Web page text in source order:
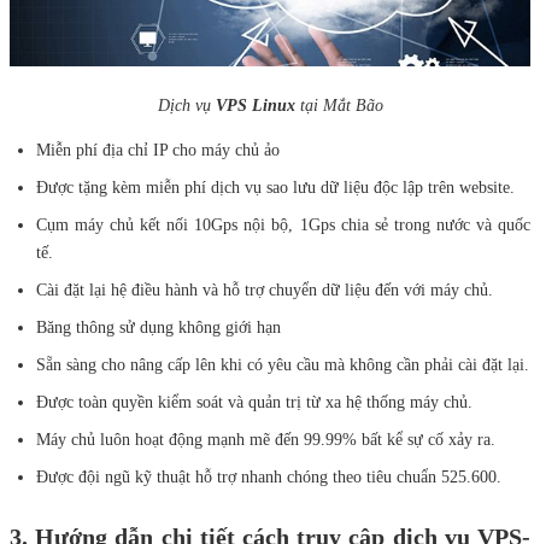
Dịch vụ VPS Linuxtại Mắt Bão
Miễn phí địa chỉ IP cho máy chủ ảo
Được tặng kèm miễn phí dịch vụ sao lưu dữ liệu độc lập trên website.
Cụm máy chủ kết nối 10Gps nội bộ, 1Gps chia sẻ trong nước và quốc
tế.
Cài đặt lại hệ điều hành và hỗ trợ chuyển dữ liệu đến với máy chủ.
Băng thông sử dụng không giới hạn
Sẵn sàng cho nâng cấp lên khi có yêu cầu mà không cần phải cài đặt lại.
Được toàn quyền kiểm soát và quản trị từ xa hệ thống máy chủ.
Máy chủ luôn hoạt động mạnh mẽ đến 99.99% bất kể sự cố xảy ra.
Được đội ngũ kỹ thuật hỗ trợ nhanh chóng theo tiêu chuẩn 525.600.
3. Hướng dẫn chi tiết cách truy cập dịch vụ VPS-